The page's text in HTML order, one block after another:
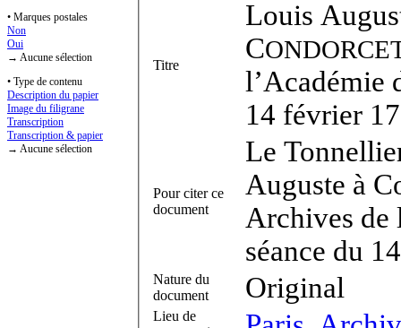
• Marques postales
Non
Oui
→ Aucune sélection
• Type de contenu
Description du papier
Image du filigrane
Transcription
Transcription & papier
→ Aucune sélection
Titre
Louis
C
l’Académie
14 février
Pour citer ce
document
Le
Auguste à
Archives de
séance du
Nature du
document
Original
Lieu de